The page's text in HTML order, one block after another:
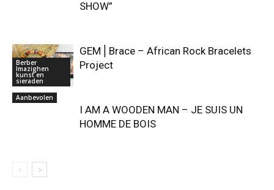
SHOW”
Berber
Imazighen
kunst en
sieraden
GEM⎪Brace – African Rock Bracelets
Project
Aanbevolen
I AM A WOODEN MAN – JE SUIS UN
HOMME DE BOIS